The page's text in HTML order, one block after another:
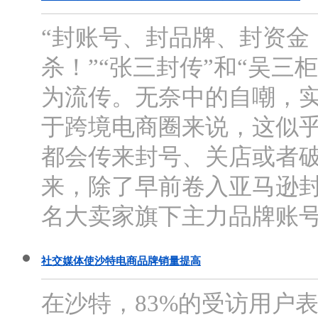
“封账号、封品牌、封资
杀！”“张三封传”和“吴三
为流传。无奈中的自嘲，
于跨境电商圈来说，这似
都会传来封号、关店或者
来，除了早前卷入亚马逊
名大卖家旗下主力品牌账
社交媒体使沙特电商品牌销量提高
在沙特，83%的受访用户